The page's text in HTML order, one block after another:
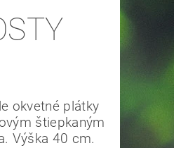
okvetné plátky
štiepkaným
Výška 40 cm.